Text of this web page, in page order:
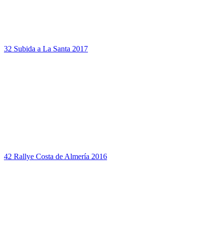
32 Subida a La Santa 2017
42 Rallye Costa de Almería 2016